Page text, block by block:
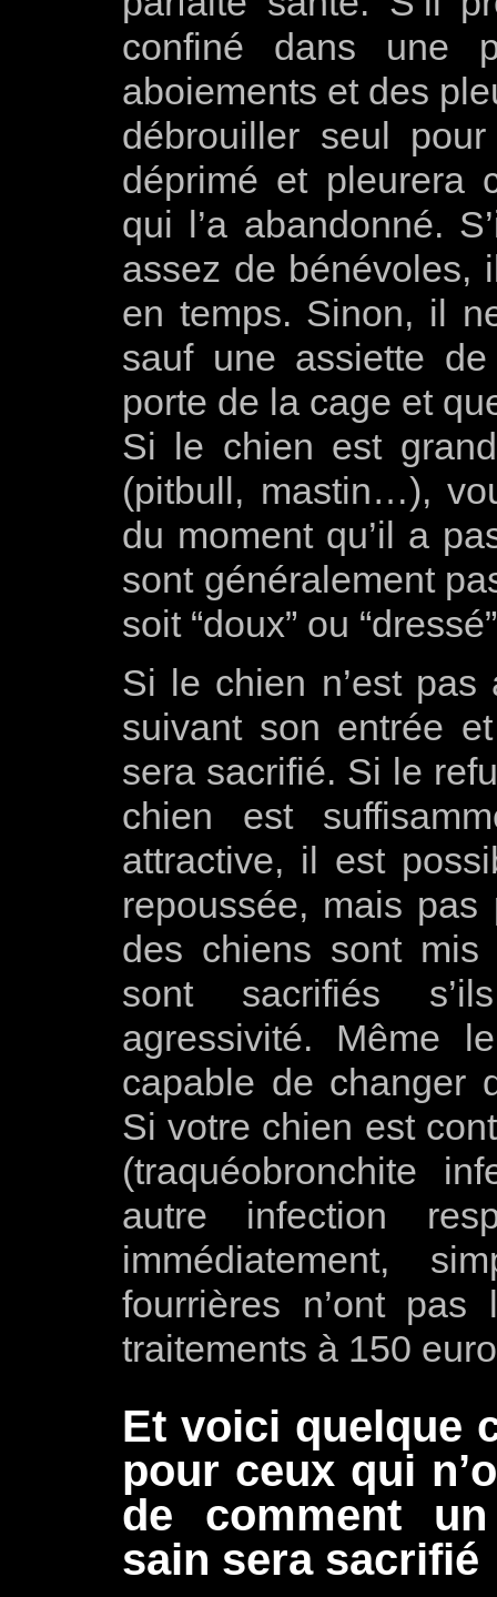
confiné dans une
aboiements et des
débrouiller seul
déprimé et pleurera
qui l’a abandonné.
assez de bénévoles,
en temps. Sinon, il
sauf une assiette
porte de la cage et
Si le chien est
(pitbull, mastin…),
du moment qu’il a
sont généralement
soit “doux” ou
Si le chien n’est
suivant son entrée
sera sacrifié. Si le
chien est
attractive, il est
repoussée, mais
des chiens sont
sont sacrifiés
agressivité. Même
capable de changer
Si votre chien est
(traquéobronchite
autre infection
immédiatement,
fourrières n’ont
traitements à 150
Et voici quelque
pour ceux qui
de comment
sain sera sacrifié